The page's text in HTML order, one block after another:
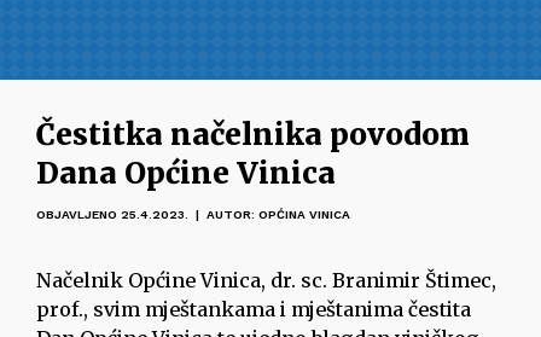
Čestitka načelnika povodom
Dana Općine Vinica
OBJAVLJENO 25.4.2023. | AUTOR: OPĆINA VINICA
Načelnik Općine Vinica, dr. sc. Branimir Štimec,
prof., svim mještankama i mještanima čestita